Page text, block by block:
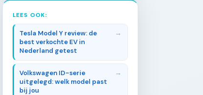
LEES OOK:
Tesla Model Y review: de
best verkochte EV in
Nederland getest
Volkswagen ID-serie
uitgelegd: welk model past
bij jou